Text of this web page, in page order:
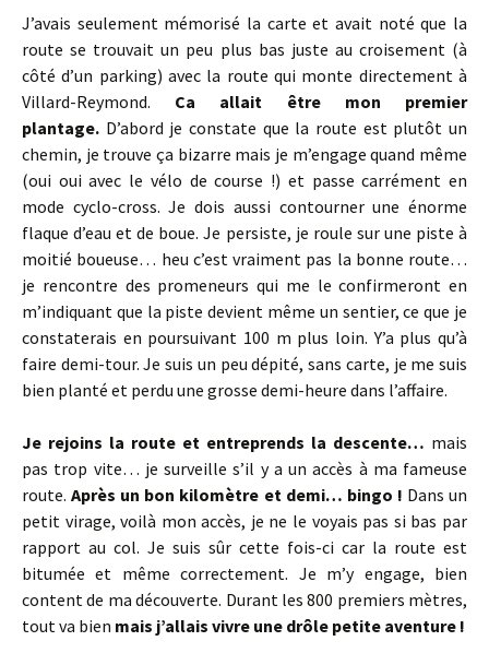
J’avais seulement mémorisé la carte et avait noté que la
route se trouvait un peu plus bas juste au croisement (à
côté d’un parking) avec la route qui monte directement à
Villard-Reymond. Ca allait être mon premier
plantage. D’abord je constate que la route est plutôt un
chemin, je trouve ça bizarre mais je m’engage quand même
(oui oui avec le vélo de course !) et passe carrément en
mode cyclo-cross. Je dois aussi contourner une énorme
flaque d’eau et de boue. Je persiste, je roule sur une piste à
moitié boueuse… heu c’est vraiment pas la bonne route…
je rencontre des promeneurs qui me le confirmeront en
m’indiquant que la piste devient même un sentier, ce que je
constaterais en poursuivant 100 m plus loin. Y’a plus qu’à
faire demi-tour. Je suis un peu dépité, sans carte, je me suis
bien planté et perdu une grosse demi-heure dans l’affaire.
Je rejoins la route et entreprends la descente… mais
pas trop vite… je surveille s’il y a un accès à ma fameuse
route.Après un bon kilomètre et demi… bingo ! Dans un
petit virage, voilà mon accès, je ne le voyais pas si bas par
rapport au col. Je suis sûr cette fois-ci car la route est
bitumée et même correctement. Je m’y engage, bien
content de ma découverte. Durant les 800 premiers mètres,
tout va bien mais j’allais vivre une drôle petite aventure !